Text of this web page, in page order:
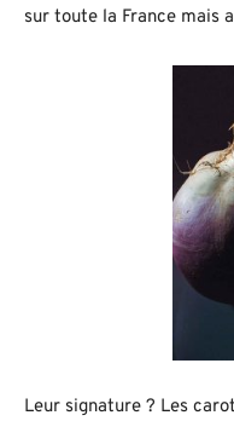
sur toute la France mais
Leur signature ? Les